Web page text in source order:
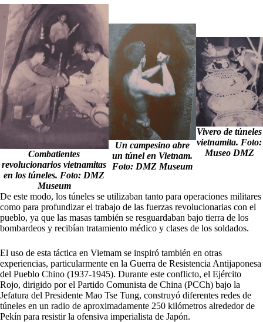
Combatientes
revolucionarios vietnamitas
en los túneles. Foto: DMZ
Museum
Un campesino abre
un túnel en Vietnam.
Foto: DMZ Museum
Vivero de túneles
vietnamita. Foto:
Museo DMZ
De este modo, los túneles se utilizaban tanto para operaciones militares
como para profundizar el trabajo de las fuerzas revolucionarias con el
pueblo, ya que las masas también se resguardaban bajo tierra de los
bombardeos y recibían tratamiento médico y clases de los soldados.
El uso de esta táctica en Vietnam se inspiró también en otras
experiencias, particularmente en la Guerra de Resistencia Antijaponesa
del Pueblo Chino (1937-1945). Durante este conflicto, el Ejército
Rojo, dirigido por el Partido Comunista de China (PCCh) bajo la
Jefatura del Presidente Mao Tse Tung, construyó diferentes redes de
túneles en un radio de aproximadamente 250 kilómetros alrededor de
Pekín para resistir la ofensiva imperialista de Japón.